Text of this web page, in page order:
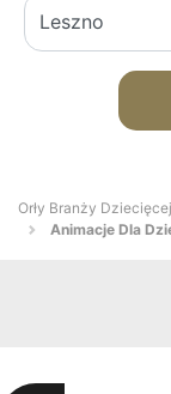
Orły Branży Dziecięcej
Animacje Dla